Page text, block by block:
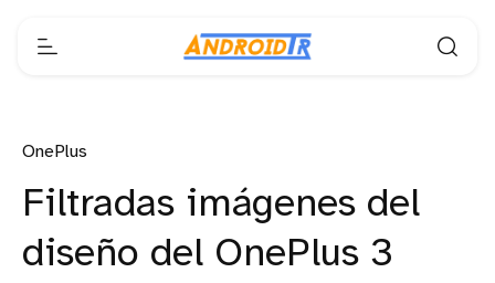
OnePlus
Filtradas imágenes del
diseño del OnePlus 3